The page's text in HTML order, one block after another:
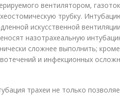
вентилятором,
трубку.
искусственной
назотрахеальную
сложнее выполнить;
и инфекционных
трахеи не только